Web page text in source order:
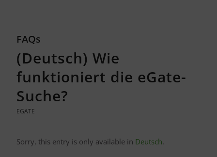
FAQs
(Deutsch) Wie
funktioniert die eGate-
Suche?
EGATE
Sorry, this entry is only available in Deutsch.